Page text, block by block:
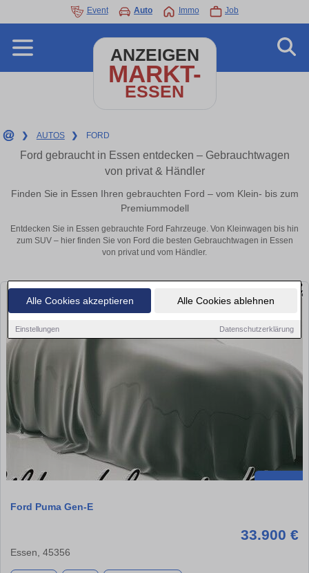
Alle Cookies akzeptieren Alle Cookies ablehnen
Einstellungen Datenschutzerklärung
Event Auto Immo Job
ANZEIGEN
MARKT-
ESSEN
❯ AUTOS ❯ FORD
Ford gebraucht in Essen entdecken – Gebrauchtwagen
von privat & Händler
Finden Sie in Essen Ihren gebrauchten Ford – vom Klein- bis zum
Premiummodell
Entdecken Sie in Essen gebrauchte Ford Fahrzeuge. Von Kleinwagen bis hin
zum SUV – hier finden Sie von Ford die besten Gebrauchtwagen in Essen
von privat und vom Händler.
Ford Puma Gen-E
33.900 €
Essen, 45356